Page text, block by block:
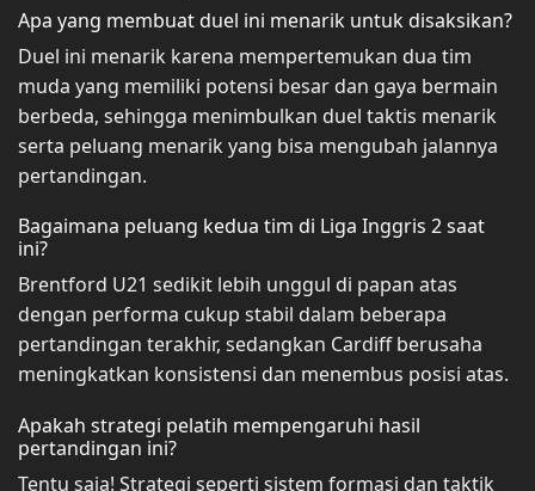
Apa yang membuat duel ini menarik untuk disaksikan?
Duel ini menarik karena mempertemukan dua tim
muda yang memiliki potensi besar dan gaya bermain
berbeda, sehingga menimbulkan duel taktis menarik
serta peluang menarik yang bisa mengubah jalannya
pertandingan.
Bagaimana peluang kedua tim di Liga Inggris 2 saat
ini?
Brentford U21 sedikit lebih unggul di papan atas
dengan performa cukup stabil dalam beberapa
pertandingan terakhir, sedangkan Cardiff berusaha
meningkatkan konsistensi dan menembus posisi atas.
Apakah strategi pelatih mempengaruhi hasil
pertandingan ini?
Tentu saja! Strategi seperti sistem formasi dan taktik